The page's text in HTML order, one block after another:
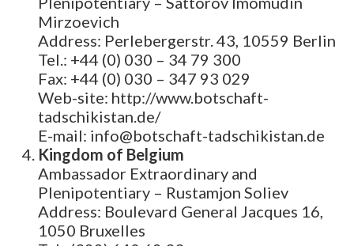
Mirzoevich
Address: Perlebergerstr. 43, 10559 Berlin
Tel.: +44 (0) 030 – 34 79 300
Fax: +44 (0) 030 – 347 93 029
Web-site: http://www.botschaft-
tadschikistan.de/
E-mail: info@botschaft-tadschikistan.de
Kingdom of Belgium
Ambassador Extraordinary and
Plenipotentiary – Rustamjon Soliev
Address: Boulevard General Jacques 16,
1050 Bruxelles